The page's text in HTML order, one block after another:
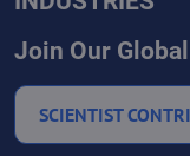
Join Our
SCIENTIST